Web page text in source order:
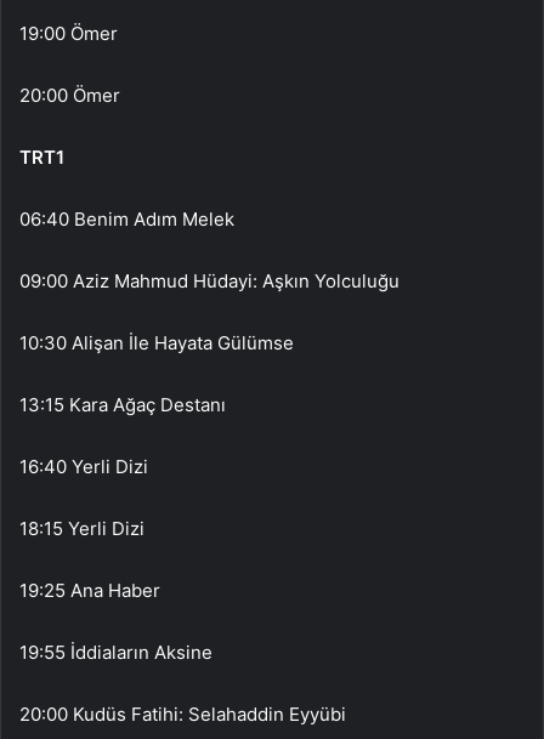
19:00 Ömer
20:00 Ömer
TRT1
06:40 Benim Adım Melek
09:00 Aziz Mahmud Hüdayi: Aşkın Yolculuğu
10:30 Alişan İle Hayata Gülümse
13:15 Kara Ağaç Destanı
16:40 Yerli Dizi
18:15 Yerli Dizi
19:25 Ana Haber
19:55 İddiaların Aksine
20:00 Kudüs Fatihi: Selahaddin Eyyübi